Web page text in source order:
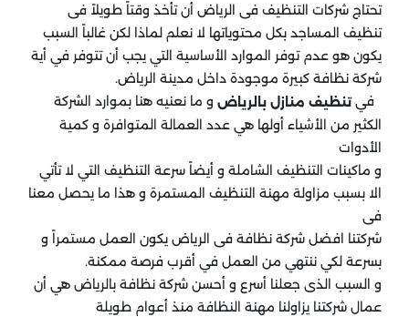
تحتاج شركات التنظيف فى الرياض أن تأخذ وقتاً طويلاً فى
تنظيف المساجد بكل محتوياتها لا نعلم لماذا لكن غالباً السبب
يكون هو عدم توفر الموارد الأساسية التي يجب أن تتوفر في أية
شركة نظافة كبيرة موجودة داخل مدينة الرياض.
في تنظيف منازل بالرياض و ما نعنيه هنا بموارد الشركة
الكثير من الأشياء أولها هي عدد العمالة المتوافرة و كمية
الأدوات
و ماكينات التنظيف الشاملة و أيضاً سرعة التنظيف التي لا تأتي
الا بسبب مزاولة مهنة التنظيف المستمرة و هذا ما يحصل معنا
فى
شركتنا افضل شركة نظافة فى الرياض يكون العمل مستمراً و
بسرعة لكي ننتهي من العمل في أقرب فرصة ممكنة.
و السبب الذى جعلنا أسرع و أحسن شركة نظافة بالرياض هي أن
عمال شركتنا يزاولنا مهنة النظافة منذ أعوام طويلة